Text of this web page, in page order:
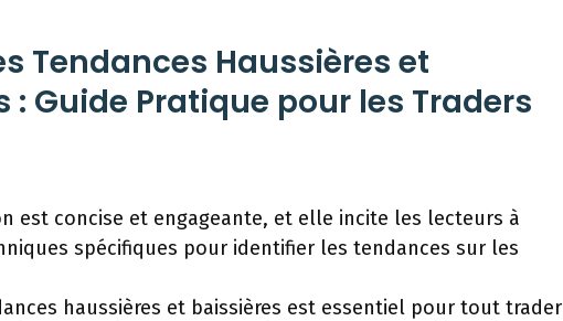
Tendances Haussières et
: Guide Pratique pour les Traders
est concise et engageante, et elle incite les lecteurs à
spécifiques pour identifier les tendances sur les
haussières et baissières est essentiel pour tout trader